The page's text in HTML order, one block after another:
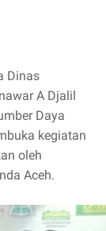
Dinas
A Djalil
Daya
kegiatan
oleh
Aceh.